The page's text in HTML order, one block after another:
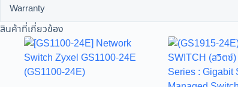
Warranty
สินค้าที่เกี่ยวข้อง